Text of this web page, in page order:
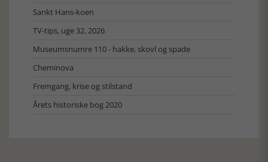
Sankt Hans-koen
TV-tips, uge 32, 2026
Museumsnumre 110 - hakke, skovl og spade
Cheminova
Fremgang, krise og stilstand
Årets historiske bog 2020